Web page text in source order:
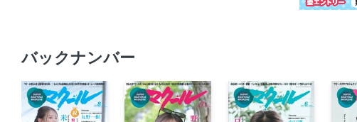
バックナンバー